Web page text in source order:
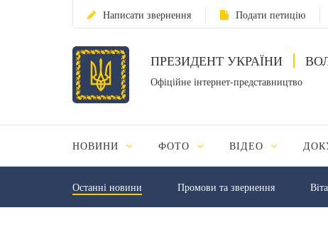
Написати звернення Подати петицію
ПРЕЗИДЕНТ УКРАЇНИ
Офіційне інтернет-представництво
НОВИНИ ФОТО ВІДЕО
Останні новини Промови та звернення